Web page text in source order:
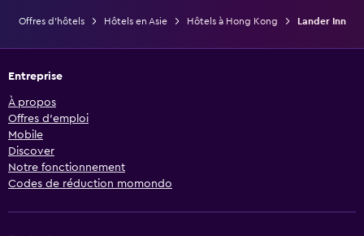
Offres d’hôtels Hôtels en Asie Hôtels à Hong Kong Lander Inn
Entreprise
À propos
Offres d’emploi
Mobile
Discover
Notre fonctionnement
Codes de réduction momondo